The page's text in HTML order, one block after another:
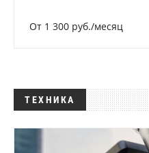
От 1 300 руб./месяц
ТЕХНИКА